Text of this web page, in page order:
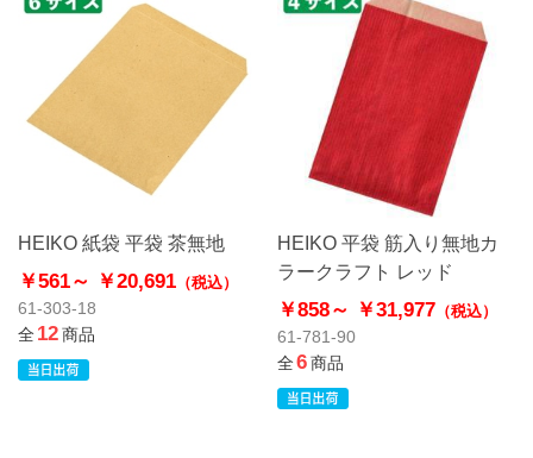
HEIKO 紙袋 平袋 茶無地
￥561～ ￥20,691 （税込）
61-303-18
全12商品
HEIKO 平袋 筋入り無地カ
ラークラフト レッド
￥858～ ￥31,977（税込）
61-781-90
全6商品